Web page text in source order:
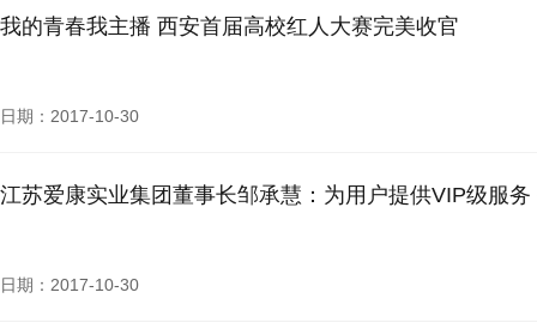
我的青春我主播 西安首届高校红人大赛完美收官
日期：2017-10-30
江苏爱康实业集团董事长邹承慧：为用户提供VIP级服务
日期：2017-10-30